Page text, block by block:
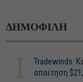
ΔΗΜΟΦΙΛΗ
Tradewinds:
απαίτηση